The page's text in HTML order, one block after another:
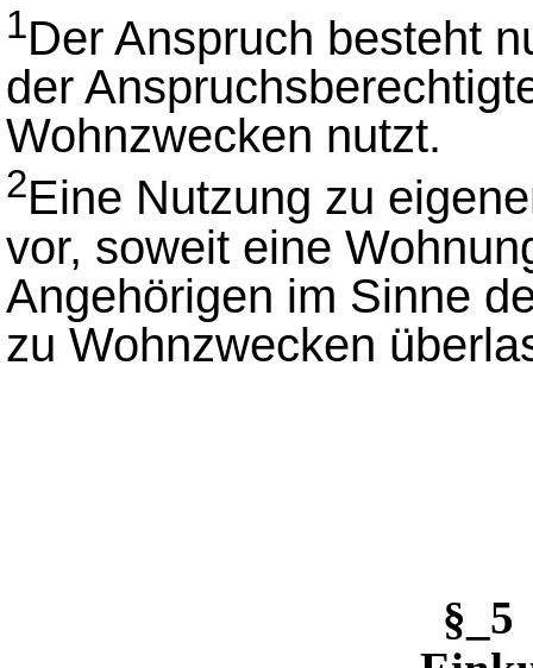
1Der Anspruch besteht
der
Wohnzwecken nutzt.
2Eine Nutzung zu
vor, soweit eine
Angehörigen im Sinne
zu Wohnzwecken